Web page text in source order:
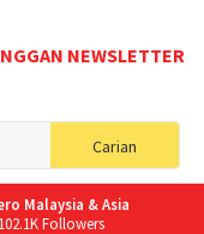
NEWSLETTER
Carian
for:
Malaysia & Asia
Followers